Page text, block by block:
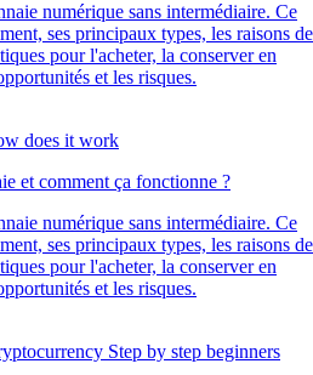
numérique sans intermédiaire. Ce
ses principaux types, les raisons de
pour l'acheter, la conserver en
et les risques.
et comment ça fonctionne ?
numérique sans intermédiaire. Ce
ses principaux types, les raisons de
pour l'acheter, la conserver en
et les risques.